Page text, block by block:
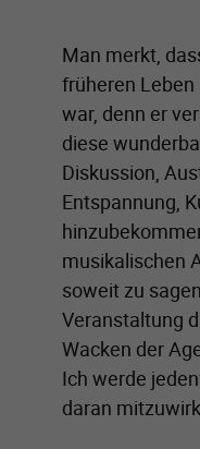
Man merkt,
früheren
war, denn er
diese
Diskussion,
Entspannung,
musikalischen
soweit zu
Veranstaltung
Wacken der
Ich werde
daran